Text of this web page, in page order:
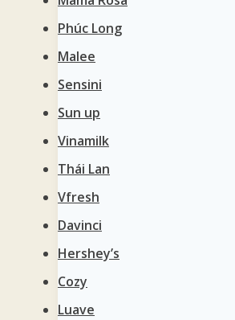
Phúc Long
Malee
Sensini
Sun up
Vinamilk
Thái Lan
Vfresh
Davinci
Hershey’s
Cozy
Luave